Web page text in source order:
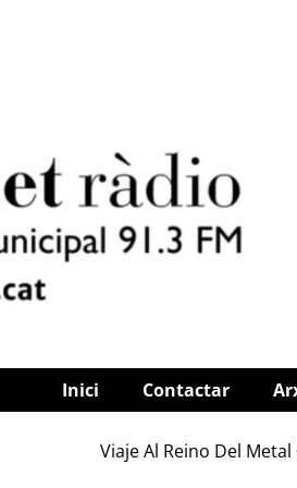
Inici Contactar
Viaje Al Reino Del Metal